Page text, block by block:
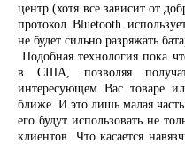
центр (хотя все зависит от
протокол Bluetooth
не будет сильно разряжать
Подобная технология пока
в США, позволяя
интересующем Вас товаре
ближе. И это лишь малая
его будут использовать не
клиентов. Что касается